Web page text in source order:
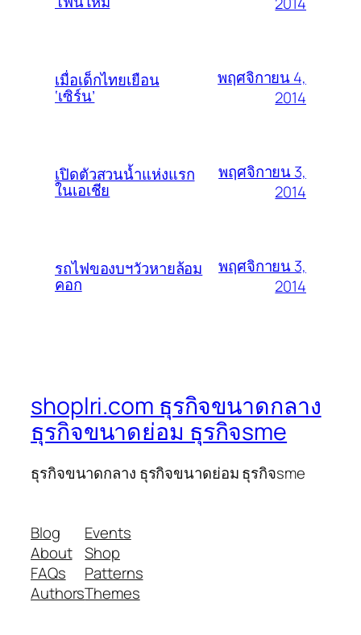
เมื่อเด็กไทยเยือน
‘เซิร์น’
พฤศจิกายน 4,
2014
เปิดตัวสวนน้ำแห่งแรก
ในเอเชีย
พฤศจิกายน 3,
2014
รถไฟของบฯวัวหายล้อม
คอก
พฤศจิกายน 3,
2014
shoplri.com ธุรกิจขนาดกลาง
ธุรกิจขนาดย่อม ธุรกิจsme
ธุรกิจขนาดกลาง ธุรกิจขนาดย่อม ธุรกิจsme
Blog
About
FAQs
Authors
Events
Shop
Patterns
Themes